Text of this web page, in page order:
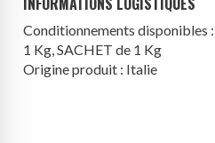
Conditionnements disponibles
1 Kg, SACHET de 1 Kg
Origine produit : Italie